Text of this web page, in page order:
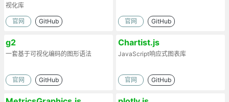
视化库
官网 GitHub 官网 GitHub
g2
一套基于可视化编码的图形语法
官网 GitHub
Chartist.js
JavaScript响应式图表库
官网 GitHub